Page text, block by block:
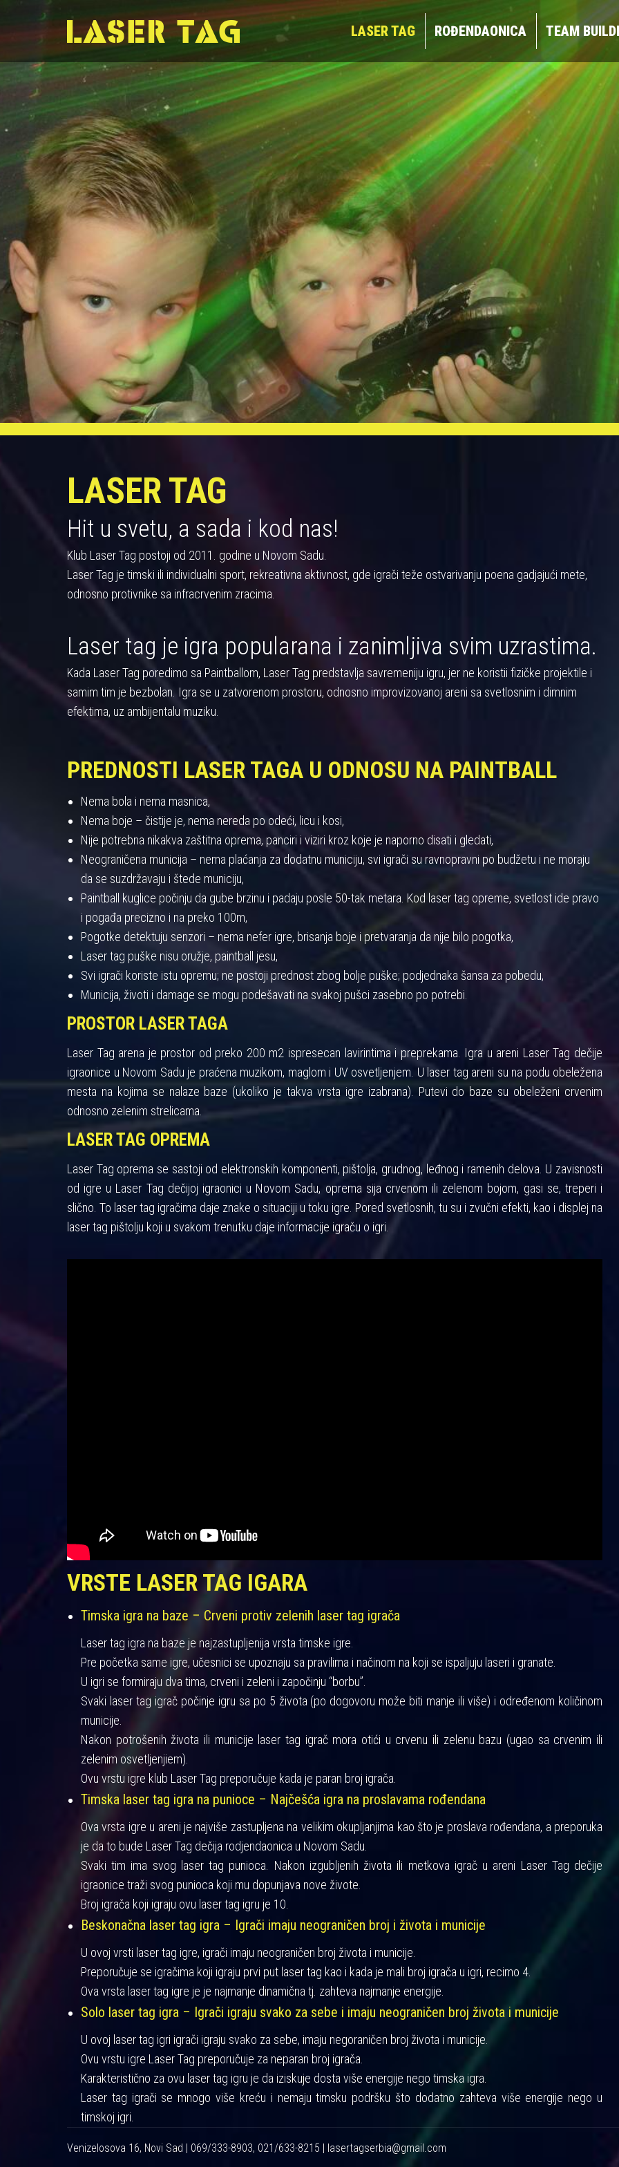
LASER TAG ROĐENDAONICA TEAM
LASER TAG
Hit u svetu, a sada i kod nas!
Klub Laser Tag postoji od 2011. godine u Novom Sadu.
Laser Tag je timski ili individualni sport, rekreativna aktivnost, gde igrači teže ostvarivanju poena gadjajući mete,
odnosno protivnike sa infracrvenim zracima.
Laser tag je igra popularana i zanimljiva svim uzrastima.
Kada Laser Tag poredimo sa Paintballom, Laser Tag predstavlja savremeniju igru, jer ne koristii fizičke projektile i
samim tim je bezbolan. Igra se u zatvorenom prostoru, odnosno improvizovanoj areni sa svetlosnim i dimnim
efektima, uz ambijentalu muziku.
PREDNOSTI LASER TAGA U ODNOSU NA PAINTBALL
Nema bola i nema masnica,
Nema boje – čistije je, nema nereda po odeći, licu i kosi,
Nije potrebna nikakva zaštitna oprema, panciri i viziri kroz koje je naporno disati i gledati,
Neograničena municija – nema plaćanja za dodatnu municiju, svi igrači su ravnopravni po budžetu i ne moraju
da se suzdržavaju i štede municiju,
Paintball kuglice počinju da gube brzinu i padaju posle 50-tak metara. Kod laser tag opreme, svetlost ide pravo
i pogađa precizno i na preko 100m,
Pogotke detektuju senzori – nema nefer igre, brisanja boje i pretvaranja da nije bilo pogotka,
Laser tag puške nisu oružje, paintball jesu,
Svi igrači koriste istu opremu; ne postoji prednost zbog bolje puške; podjednaka šansa za pobedu,
Municija, životi i damage se mogu podešavati na svakoj pušci zasebno po potrebi.
PROSTOR LASER TAGA
Laser Tag arena je prostor od preko 200 m2 ispresecan lavirintima i preprekama. Igra u areni Laser Tag dečije
igraonice u Novom Sadu je praćena muzikom, maglom i UV osvetljenjem. U laser tag areni su na podu obeležena
mesta na kojima se nalaze baze (ukoliko je takva vrsta igre izabrana). Putevi do baze su obeleženi crvenim
odnosno zelenim strelicama.
LASER TAG OPREMA
Laser Tag oprema se sastoji od elektronskih komponenti, pištolja, grudnog, leđnog i ramenih delova. U zavisnosti
od igre u Laser Tag dečijoj igraonici u Novom Sadu, oprema sija crvenom ili zelenom bojom, gasi se, treperi i
slično. To laser tag igračima daje znake o situaciji u toku igre. Pored svetlosnih, tu su i zvučni efekti, kao i displej na
laser tag pištolju koji u svakom trenutku daje informacije igraču o igri.
VRSTE LASER TAG IGARA
Timska igra na baze – Crveni protiv zelenih laser tag igrača
Laser tag igra na baze je najzastupljenija vrsta timske igre.
Pre početka same igre, učesnici se upoznaju sa pravilima i načinom na koji se ispaljuju laseri i granate.
U igri se formiraju dva tima, crveni i zeleni i započinju “borbu”.
Svaki laser tag igrač počinje igru sa po 5 života (po dogovoru može biti manje ili više) i određenom količinom
municije.
Nakon potrošenih života ili municije laser tag igrač mora otići u crvenu ili zelenu bazu (ugao sa crvenim ili
zelenim osvetljenjiem).
Ovu vrstu igre klub Laser Tag preporučuje kada je paran broj igrača.
Timska laser tag igra na punioce – Najčešća igra na proslavama rođendana
Ova vrsta igre u areni je najviše zastupljena na velikim okupljanjima kao što je proslava rođendana, a preporuka
je da to bude Laser Tag dečija rodjendaonica u Novom Sadu.
Svaki tim ima svog laser tag punioca. Nakon izgubljenih života ili metkova igrač u areni Laser Tag dečije
igraonice traži svog punioca koji mu dopunjava nove živote.
Broj igrača koji igraju ovu laser tag igru je 10.
Beskonačna laser tag igra – Igrači imaju neograničen broj i života i municije
U ovoj vrsti laser tag igre, igrači imaju neograničen broj života i municije.
Preporučuje se igračima koji igraju prvi put laser tag kao i kada je mali broj igrača u igri, recimo 4.
Ova vrsta laser tag igre je je najmanje dinamična tj. zahteva najmanje energije.
Solo laser tag igra – Igrači igraju svako za sebe i imaju neograničen broj života i municije
U ovoj laser tag igri igrači igraju svako za sebe, imaju negoraničen broj života i municije.
Ovu vrstu igre Laser Tag preporučuje za neparan broj igrača.
Karakteristično za ovu laser tag igru je da iziskuje dosta više energije nego timska igra.
Laser tag igrači se mnogo više kreću i nemaju timsku podršku što dodatno zahteva više energije nego u
timskoj igri.
Venizelosova 16, Novi Sad | 069/333-8903, 021/633-8215 | lasertagserbia@gmail.com
LASER TAG TEAM